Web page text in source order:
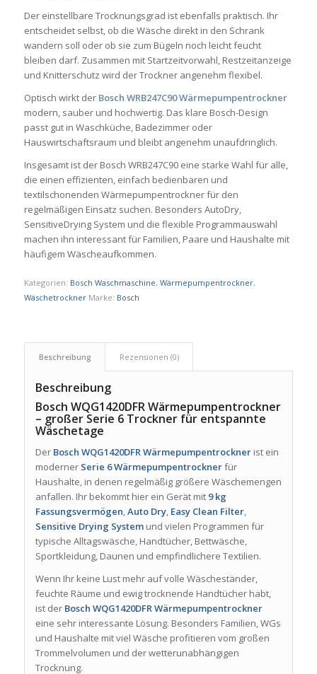
Der einstellbare Trocknungsgrad ist ebenfalls praktisch. Ihr
entscheidet selbst, ob die Wäsche direkt in den Schrank
wandern soll oder ob sie zum Bügeln noch leicht feucht
bleiben darf. Zusammen mit Startzeitvorwahl, Restzeitanzeige
und Knitterschutz wird der Trockner angenehm flexibel.
Optisch wirkt der Bosch WRB247C90 Wärmepumpentrockner
modern, sauber und hochwertig. Das klare Bosch-Design
passt gut in Waschküche, Badezimmer oder
Hauswirtschaftsraum und bleibt angenehm unaufdringlich.
Insgesamt ist der Bosch WRB247C90 eine starke Wahl für alle,
die einen effizienten, einfach bedienbaren und
textilschonenden Wärmepumpentrockner für den
regelmäßigen Einsatz suchen. Besonders AutoDry,
SensitiveDrying System und die flexible Programmauswahl
machen ihn interessant für Familien, Paare und Haushalte mit
häufigem Wäscheaufkommen.
Kategorien: Bosch Waschmaschine, Wärmepumpentrockner,
Wäschetrockner Marke: Bosch
Beschreibung Rezensionen (0)
Beschreibung
Bosch WQG1420DFR Wärmepumpentrockner
– großer Serie 6 Trockner für entspannte
Wäschetage
Der Bosch WQG1420DFR Wärmepumpentrocknerist ein
moderner Serie 6 Wärmepumpentrocknerfür
Haushalte, in denen regelmäßig größere Wäschemengen
anfallen. Ihr bekommt hier ein Gerät mit 9 kg
Fassungsvermögen,Auto Dry, Easy Clean Filter,
Sensitive Drying Systemund vielen Programmen für
typische Alltagswäsche, Handtücher, Bettwäsche,
Sportkleidung, Daunen und empfindlichere Textilien.
Wenn Ihr keine Lust mehr auf volle Wäscheständer,
feuchte Räume und ewig trocknende Handtücher habt,
ist der Bosch WQG1420DFR Wärmepumpentrockner
eine sehr interessante Lösung. Besonders Familien, WGs
und Haushalte mit viel Wäsche profitieren vom großen
Trommelvolumen und der wetterunabhängigen
Trocknung.